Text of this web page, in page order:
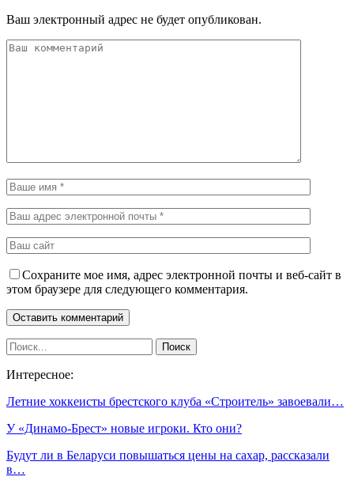
Ваш электронный адрес не будет опубликован.
Сохраните мое имя, адрес электронной почты и веб-сайт в
этом браузере для следующего комментария.
Интересное:
Летние хоккеисты брестского клуба «Строитель» завоевали…
У «Динамо-Брест» новые игроки. Кто они?
Будут ли в Беларуси повышаться цены на сахар, рассказали
в…